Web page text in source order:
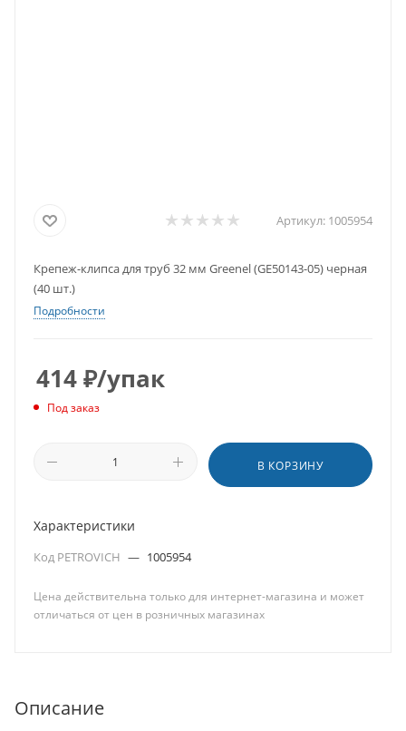
Артикул: 1005954
Крепеж-клипса для труб 32 мм Greenel (GE50143-05) черная
(40 шт.)
Подробности
414₽/упак
Под заказ
В КОРЗИНУ
Характеристики
Код PETROVICH — 1005954
Цена действительна только для интернет-магазина и может
отличаться от цен в розничных магазинах
Описание